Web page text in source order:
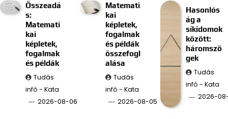
Összeadá
s:
Matemati
kai
képletek,
fogalmak
és példák
Tudás
infó - Kata
2026-08-06
Matemati
kai
képletek,
fogalmak
és példák
összefogl
alása
Tudás
infó - Kata
2026-08-05
Hasonlós
ág a
síkidomok
között:
háromszö
gek
Tudás
infó - Kata
2026-